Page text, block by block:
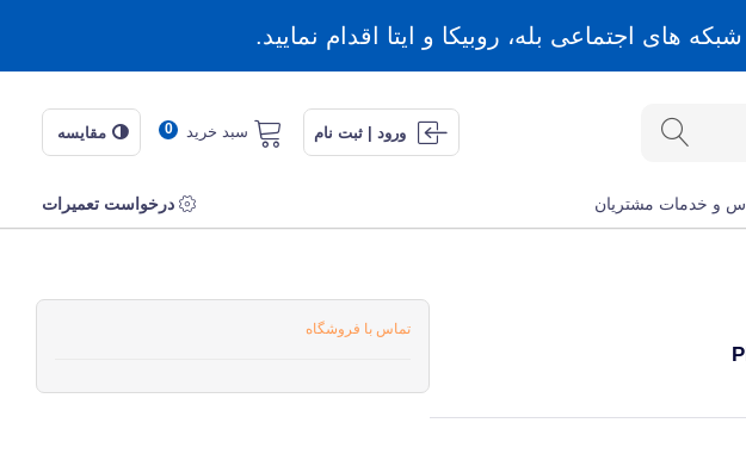
های اجتماعی بله، روبیکا و ایتا اقدام نمایید.
ورود | ثبت نام 0 سبد خرید مقایسه
و خدمات مشتریان درخواست تعمیرات
تماس با فروشگاه